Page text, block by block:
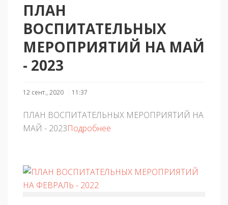
ПЛАН
ВОСПИТАТЕЛЬНЫХ
МЕРОПРИЯТИЙ НА МАЙ
- 2023
12 сент., 2020 11:37
ПЛАН ВОСПИТАТЕЛЬНЫХ МЕРОПРИЯТИЙ НА
МАЙ - 2023Подробнее